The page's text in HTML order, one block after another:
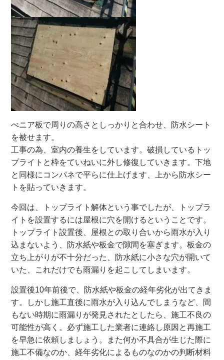
べニア板で周りの高さとしっかりと合わせ、防水シート
を被せます。
工事の為、室内の養生をしています。破損しているトッ
プライトと枠をていねいに外し修復していきます。下地
と同様にコンパネで平らに仕上げます、上から防水シー
トを貼っていきます。
今回は、トップライト解体という事でしたが、
トップラ
イトを設置するには屋根に穴を開けるということです。
トップライト設置後、屋根との取り合いから雨水が入り
込まないよう、防水紙や板金で隙間を塞ぎます。板金の
立ち上がりが不十分だった、防水紙に小さな穴が開いて
いた、これだけでも雨漏りを起こしてしまいます。
設置後10年前後で、防水紙や板金の経年劣化が出てきま
す。しかし施工直後に雨水が入り込んでしまうなど、間
もない時期に雨漏りが発見されたとしたら、施工不良の
可能性が高く。必ず施工した業者に連絡し原因と再施工
を早急に依頼しましょう。
また何か不具合が生じた際に
施工不備なのか、経年劣化によるものなのかの判断材料